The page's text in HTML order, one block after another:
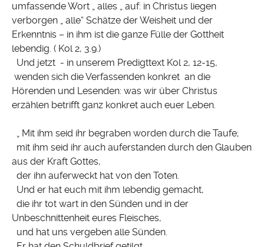
umfassende Wort „ alles „ auf: in Christus liegen
verborgen „ alle“ Schätze der Weisheit und der
Erkenntnis – in ihm ist die ganze Fülle der Gottheit
lebendig. ( Kol 2, 3.9.)
Und jetzt - in unserem Predigttext Kol 2, 12-15,
wenden sich die Verfassenden konkret an die
Hörenden und Lesenden: was wir über Christus
erzählen betrifft ganz konkret auch euer Leben.
„ Mit ihm seid ihr begraben worden durch die Taufe;
mit ihm seid ihr auch auferstanden durch den Glauben
aus der Kraft Gottes,
der ihn auferweckt hat von den Toten.
Und er hat euch mit ihm lebendig gemacht,
die ihr tot wart in den Sünden und in der
Unbeschnittenheit eures Fleisches,
und hat uns vergeben alle Sünden.